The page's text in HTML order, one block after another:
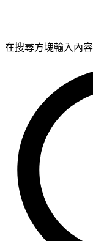
在搜尋方塊輸入內